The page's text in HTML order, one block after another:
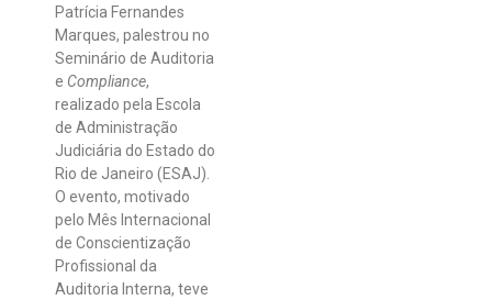
Patrícia Fernandes
Marques, palestrou no
Seminário de Auditoria
e Compliance,
realizado pela Escola
de Administração
Judiciária do Estado do
Rio de Janeiro (ESAJ).
O evento, motivado
pelo Mês Internacional
de Conscientização
Profissional da
Auditoria Interna, teve